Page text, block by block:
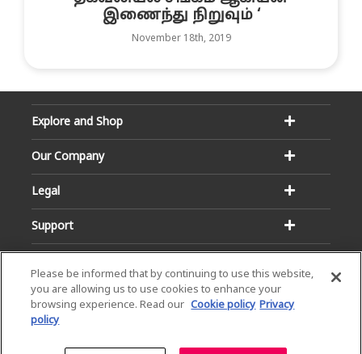
இணைந்து நிறுவும் ‘
November 18th, 2019
Explore and Shop
Our Company
Legal
Support
Please be informed that by continuing to use this website,
you are allowing us to use cookies to enhance your
browsing experience. Read our Cookie policy Privacy
policy